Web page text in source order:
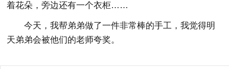
着花朵，旁边还有一个衣柜……
今天，我帮弟弟做了一件非常棒的手工，我觉得明
天弟弟会被他们的老师夸奖。